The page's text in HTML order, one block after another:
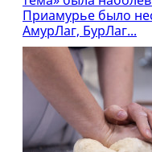
Приамурье было
АмурЛаг, БурЛаг...